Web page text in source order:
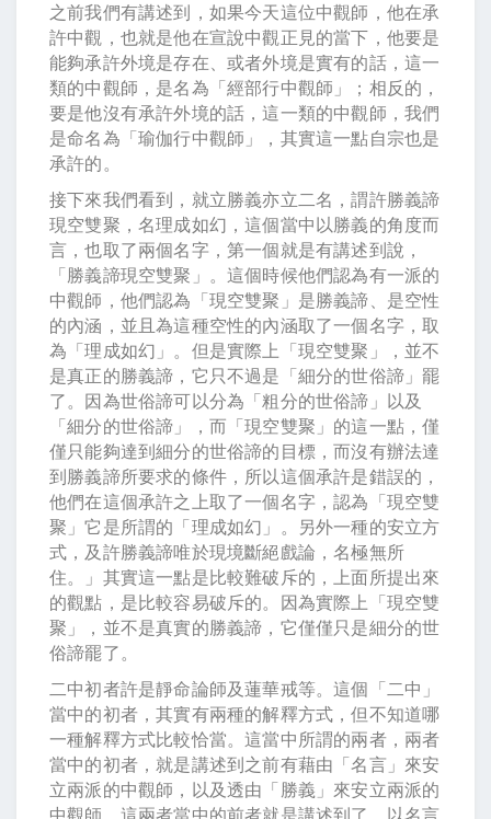
之前我們有講述到，如果今天這位中觀師，他在承
許中觀，也就是他在宣說中觀正見的當下，他要是
能夠承許外境是存在、或者外境是實有的話，這一
類的中觀師，是名為「經部行中觀師」；相反的，
要是他沒有承許外境的話，這一類的中觀師，我們
是命名為「瑜伽行中觀師」，其實這一點自宗也是
承許的。
接下來我們看到，就立勝義亦立二名，謂許勝義諦
現空雙聚，名理成如幻，這個當中以勝義的角度而
言，也取了兩個名字，第一個就是有講述到說，
「勝義諦現空雙聚」。這個時候他們認為有一派的
中觀師，他們認為「現空雙聚」是勝義諦、是空性
的內涵，並且為這種空性的內涵取了一個名字，取
為「理成如幻」。但是實際上「現空雙聚」，並不
是真正的勝義諦，它只不過是「細分的世俗諦」罷
了。因為世俗諦可以分為「粗分的世俗諦」以及
「細分的世俗諦」，而「現空雙聚」的這一點，僅
僅只能夠達到細分的世俗諦的目標，而沒有辦法達
到勝義諦所要求的條件，所以這個承許是錯誤的，
他們在這個承許之上取了一個名字，認為「現空雙
聚」它是所謂的「理成如幻」。另外一種的安立方
式，及許勝義諦唯於現境斷絕戲論，名極無所
住。」其實這一點是比較難破斥的，上面所提出來
的觀點，是比較容易破斥的。因為實際上「現空雙
聚」，並不是真實的勝義諦，它僅僅只是細分的世
俗諦罷了。
二中初者許是靜命論師及蓮華戒等。這個「二中」
當中的初者，其實有兩種的解釋方式，但不知道哪
一種解釋方式比較恰當。這當中所謂的兩者，兩者
當中的初者，就是講述到之前有藉由「名言」來安
立兩派的中觀師，以及透由「勝義」來安立兩派的
中觀師，這兩者當中的前者就是講述到了，以名言